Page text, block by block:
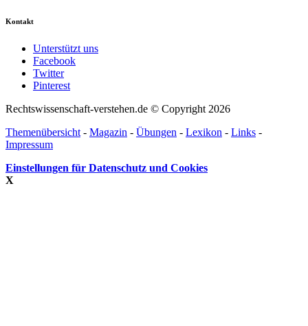
Kontakt
Unterstützt uns
Facebook
Twitter
Pinterest
Rechtswissenschaft-verstehen.de © Copyright 2026
Themenübersicht - Magazin - Übungen - Lexikon - Links -
Impressum
Einstellungen für Datenschutz und Cookies
X